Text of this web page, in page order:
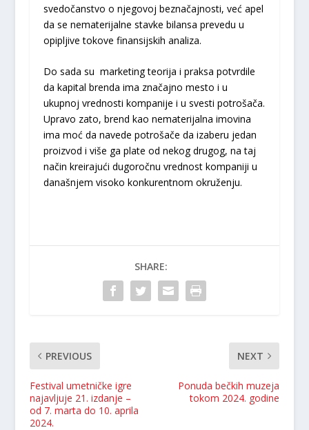
svedočanstvo o njegovoj beznačajnosti, već apel
da se nematerijalne stavke bilansa prevedu u
opipljive tokove finansijskih analiza.
Do sada su marketing teorija i praksa potvrdile
da kapital brenda ima značajno mesto i u
ukupnoj vrednosti kompanije i u svesti potrošača.
Upravo zato, brend kao nematerijalna imovina
ima moć da navede potrošače da izaberu jedan
proizvod i više ga plate od nekog drugog, na taj
način kreirajući dugoročnu vrednost kompaniji u
današnjem visoko konkurentnom okruženju.
SHARE:
PREVIOUS
Festival umetničke igre
najavljuje 21. izdanje –
od 7. marta do 10. aprila
2024.
NEXT
Ponuda bečkih muzeja
tokom 2024. godine